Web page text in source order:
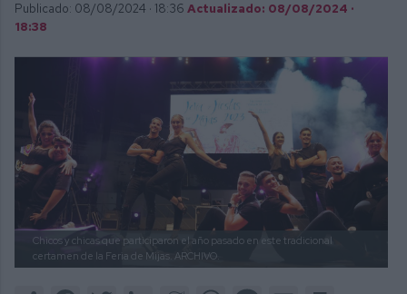
Publicado: 08/08/2024 · 18:36 Actualizado: 08/08/2024 ·
18:38
Chicos y chicas que participaron el año pasado en este tradicional
certamen de la Feria de Mijas.ARCHIVO.